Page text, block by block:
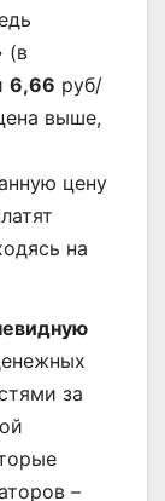
(в
6,66 руб/
выше,
цену
на
за
–